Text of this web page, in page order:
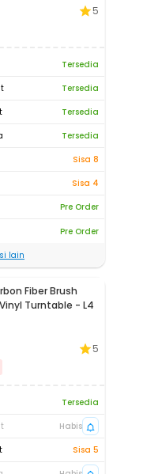
5
Tersedia
Tersedia
Tersedia
Tersedia
Sisa 8
Sisa 4
Pre Order
Pre Order
lain
Fiber Brush
Turntable - L4
5
Tersedia
Habis
Sisa 5